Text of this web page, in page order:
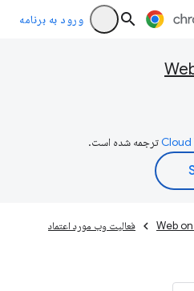
ورود به برنامه
ترجمه شده است.
Web فعالیت وب مورد اعتماد